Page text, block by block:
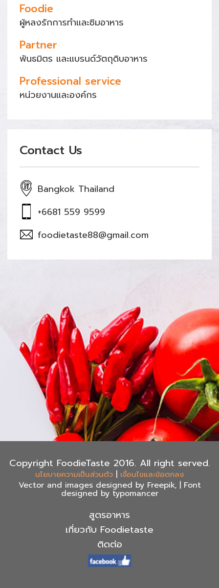
Foodie
ผู้หลงรักการทำและชิมอาหาร
Partner
พันธมิตร และแบรนด์วัตถุดิบอาหาร
Professional service
หน่วยงานและองค์กร
Contact Us
Bangkok Thailand
+6681 559 9599
foodietaste88@gmail.com
Copyright FoodieTaste 2016. All right served.
นโยบายความเป็นส่วนตัว | เงื่อนไขและข้อตกลง
Vector and images designed by Freepik, | Font
designed by typomancer
สูตรอาหาร
เกี่ยวกับ Foodietaste
ติดต่อ